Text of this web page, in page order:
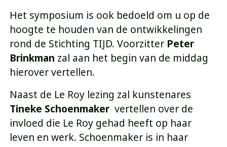
Het symposium is ook bedoeld om u op de
hoogte te houden van de ontwikkelingen
rond de Stichting TIJD. Voorzitter Peter
Brinkman zal aan het begin van de middag
hierover vertellen.
Naast de Le Roy lezing zal kunstenares
Tineke Schoenmaker vertellen over de
invloed die Le Roy gehad heeft op haar
leven en werk. Schoenmaker is in haar